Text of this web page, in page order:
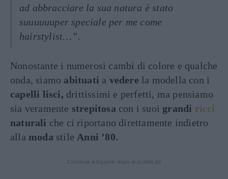
ad abbracciare la sua natura è stato
suuuuuuper speciale per me come
hairstylist…”.
Nonostante i numerosi cambi di colore e qualche
onda, siamo abituati a vedere la modella con i
capelli lisci, drittissimi e perfetti, ma pensiamo
sia veramente strepitosa con i suoi grandi ricci
naturali che ci riportano direttamente indietro
alla moda stile Anni ’80.